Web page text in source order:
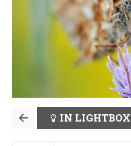
IN LIGHTBOX